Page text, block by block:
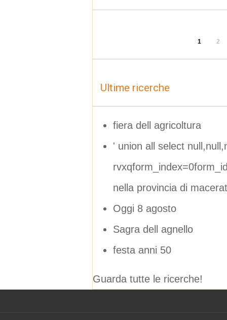
1 2
Ultime ricerche
fiera dell agricoltura
' union all select
nella provincia di
Oggi 8 agosto
Sagra dell agnello
festa anni 50
Guarda tutte le ricerche!